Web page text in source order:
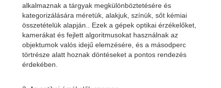
alkalmaznak a tárgyak megkülönböztetésére és
kategorizálására méretük, alakjuk, színük, sőt kémiai
összetételük alapján.. Ezek a gépek optikai érzékelőket,
kamerákat és fejlett algoritmusokat használnak az
objektumok valós idejű elemzésére, és a másodperc
törtrésze alatt hoznak döntéseket a pontos rendezés
érdekében.